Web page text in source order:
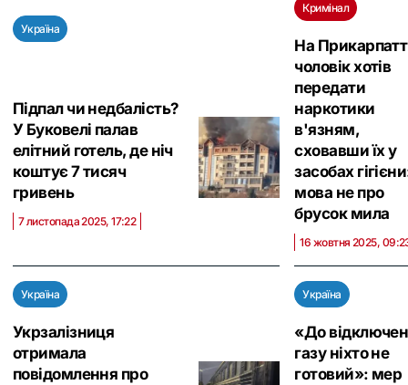
Україна
Підпал чи недбалість?
У Буковелі палав
елітний готель, де ніч
коштує 7 тисяч
гривень
7 листопада 2025, 17:22
Кримінал
На
чоловік хотів
передати
наркотики
в'язням,
сховавши їх у
засобах
мова не про
брусок мила
16 жовтня 2025,
Україна
Укрзалізниця
отримала
повідомлення про
Україна
«До
газу ніхто не
готовий»: мер